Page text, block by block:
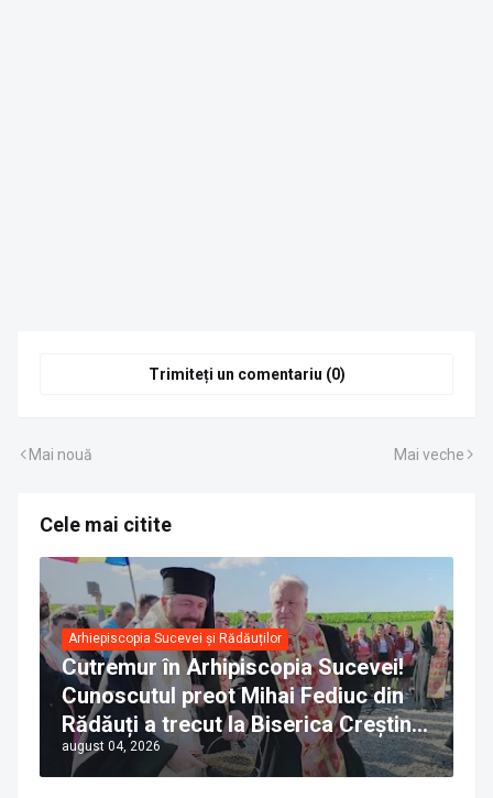
Trimiteți un comentariu (0)
Mai nouă Mai veche
Cele mai citite
Arhiepiscopia Sucevei și Rădăuților
Cutremur în Arhipiscopia Sucevei!
Cunoscutul preot Mihai Fediuc din
Rădăuți a trecut la Biserica Creștină
Ortodoxă Valahă. ÎPS Calinic anunță
că îi pregătește judecata canonică
august 04, 2026